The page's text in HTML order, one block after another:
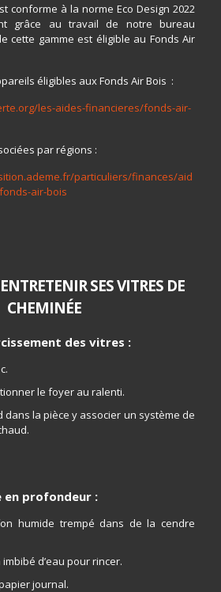
conforme à la norme Eco Design 2022
grâce au travail de notre bureau
cette gamme est éligible au Fonds Air
éligibles aux Fonds Air Bois :
les-aides-financieres/fonds-air-
par régions :
particuliers/finances/aid
air-bois
SES VITRES DE
CHEMINÉE
des vitres :
le foyer au ralenti.
dans la pièce y associer un système de
en profondeur :
humide trempé dans de la cendre
d’eau pour rincer.
journal.